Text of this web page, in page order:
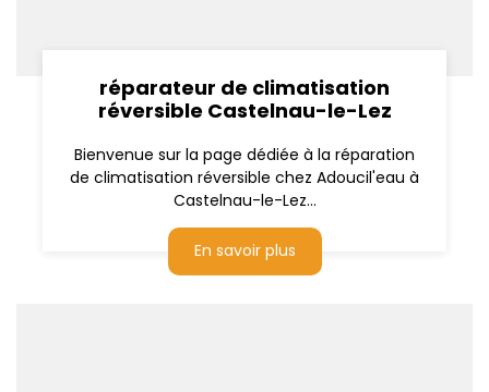
réparateur de climatisation
réversible Castelnau-le-Lez
Bienvenue sur la page dédiée à la réparation
de climatisation réversible chez Adoucil'eau à
Castelnau-le-Lez...
En savoir plus